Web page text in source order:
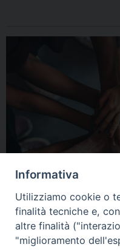
Informativa
Utilizziamo cookie o
finalità tecniche e,
altre finalità
"miglioramento